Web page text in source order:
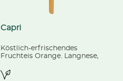
Capri
Köstlich-erfrischendes
Fruchteis Orange. Langnese,